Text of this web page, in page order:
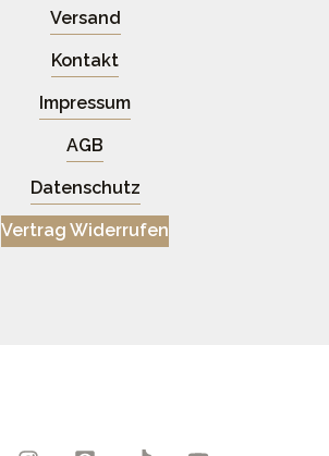
Versand
Kontakt
Impressum
AGB
Datenschutz
Vertrag Widerrufen